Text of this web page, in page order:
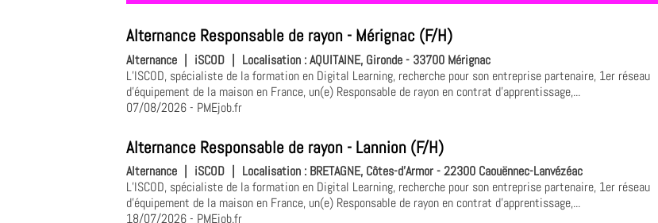
Alternance Responsable de rayon - Mérignac (F/H)
Alternance | iSCOD | Localisation :AQUITAINE, Gironde - 33700 Mérignac
L’ISCOD, spécialiste de la formation en Digital Learning, recherche pour son entreprise partenaire, 1er réseau
d'équipement de la maison en France, un(e) Responsable de rayon en contrat d'apprentissage,...
07/08/2026- PMEjob.fr
Alternance Responsable de rayon - Lannion (F/H)
Alternance iSCOD Localisation : BRETAGNE, Côtes-d'Armor - 22300 Caouënnec-Lanvézéac
L’ISCOD, spécialiste de la formation en Digital Learning, recherche pour son entreprise partenaire, 1er réseau
d'équipement de la maison en France, un(e) Responsable de rayon en contrat d'apprentissage,...
18/07/2026- PMEjob.fr